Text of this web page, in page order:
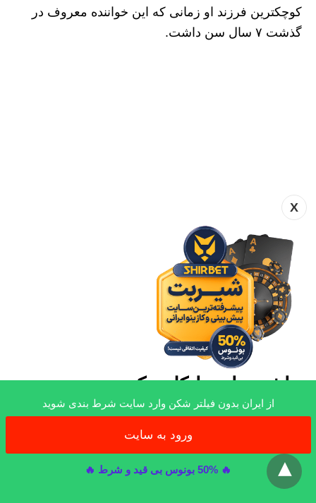
X
کوچکترین فرزند او زمانی که این خواننده معروف در
گذشت ۷ سال سن داشت.
حاشیه های مایکل جکسون
همیشه افراد معروف مانند خوانندگان و بازیگران و
افرادی که در شبکه های مجازی فعالیت می‌ کنند و
بسیاری از افراد دیگر حواشی زیادی دارند که در این
راستا می توانیم به این خواننده معروف اشاره کنیم که
از ایران بدون فیلتر شکن وارد سایت شرط بندی شوید
ورود به سایت
🔥 50% بونوس بی قید و شرط 🔥